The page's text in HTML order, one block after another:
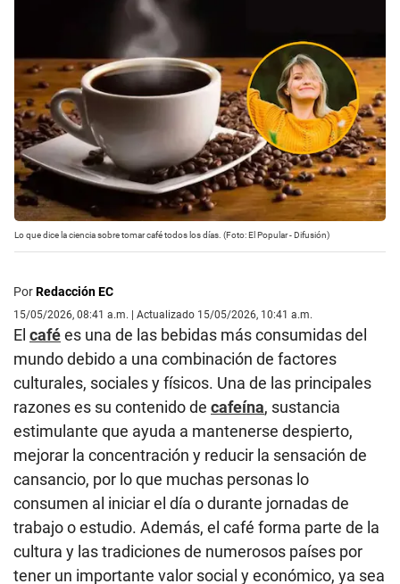
Lo que dice la ciencia sobre tomar café todos los días. (Foto: El Popular - Difusión)
PorRedacción EC
15/05/2026, 08:41 a.m. | Actualizado 15/05/2026, 10:41 a.m.
El cafées una de las bebidas más consumidas del
mundo debido a una combinación de factores
culturales, sociales y físicos. Una de las principales
razones es su contenido de cafeína, sustancia
estimulante que ayuda a mantenerse despierto,
mejorar la concentración y reducir la sensación de
cansancio, por lo que muchas personas lo
consumen al iniciar el día o durante jornadas de
trabajo o estudio. Además, el café forma parte de la
cultura y las tradiciones de numerosos países por
tener un importante valor social y económico, ya sea